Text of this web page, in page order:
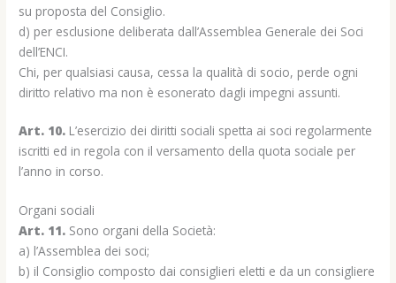
su proposta del Consiglio.
d) per esclusione deliberata dall’Assemblea Generale dei Soci
dell’ENCI.
Chi, per qualsiasi causa, cessa la qualità di socio, perde ogni
diritto relativo ma non è esonerato dagli impegni assunti.
Art. 10. L’esercizio dei diritti sociali spetta ai soci regolarmente
iscritti ed in regola con il versamento della quota sociale per
l’anno in corso.
Organi sociali
Art. 11. Sono organi della Società:
a) l’Assemblea dei soci;
b) il Consiglio composto dai consiglieri eletti e da un consigliere